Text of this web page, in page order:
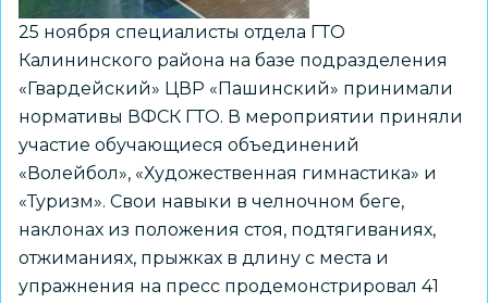
25 ноября специалисты отдела ГТО
Калининского района на базе подразделения
«Гвардейский» ЦВР «Пашинский» принимали
нормативы ВФСК ГТО. В мероприятии приняли
участие обучающиеся объединений
«Волейбол», «Художественная гимнастика» и
«Туризм». Свои навыки в челночном беге,
наклонах из положения стоя, подтягиваниях,
отжиманиях, прыжках в длину с места и
упражнения на пресс продемонстрировал 41